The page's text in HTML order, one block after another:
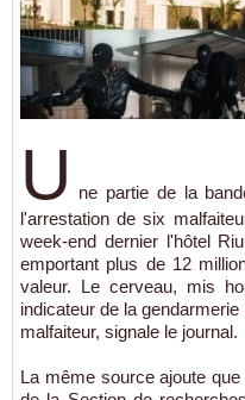
U
ne partie de la
l'arrestation de six
week-end dernier l'hôtel
emportant plus de 12
valeur. Le cerveau, mis
indicateur de la
malfaiteur, signale le journal.
La même source ajoute